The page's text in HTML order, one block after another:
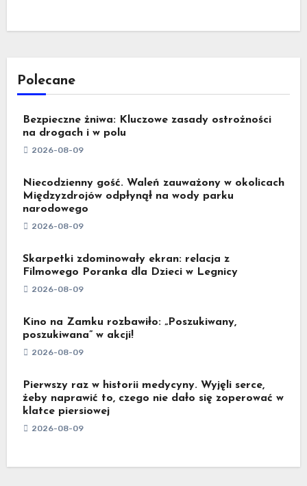
Polecane
Bezpieczne żniwa: Kluczowe zasady ostrożności
na drogach i w polu
2026-08-09
Niecodzienny gość. Waleń zauważony w okolicach
Międzyzdrojów odpłynął na wody parku
narodowego
2026-08-09
Skarpetki zdominowały ekran: relacja z
Filmowego Poranka dla Dzieci w Legnicy
2026-08-09
Kino na Zamku rozbawiło: „Poszukiwany,
poszukiwana” w akcji!
2026-08-09
Pierwszy raz w historii medycyny. Wyjęli serce,
żeby naprawić to, czego nie dało się zoperować w
klatce piersiowej
2026-08-09